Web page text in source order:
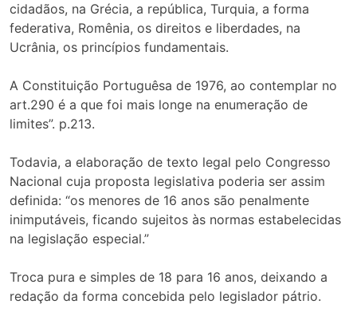
cidadãos, na Grécia, a república, Turquia, a forma
federativa, Romênia, os direitos e liberdades, na
Ucrânia, os princípios fundamentais.
A Constituição Portuguêsa de 1976, ao contemplar no
art.290 é a que foi mais longe na enumeração de
limites”. p.213.
Todavia, a elaboração de texto legal pelo Congresso
Nacional cuja proposta legislativa poderia ser assim
definida: “os menores de 16 anos são penalmente
inimputáveis, ficando sujeitos às normas estabelecidas
na legislação especial.”
Troca pura e simples de 18 para 16 anos, deixando a
redação da forma concebida pelo legislador pátrio.